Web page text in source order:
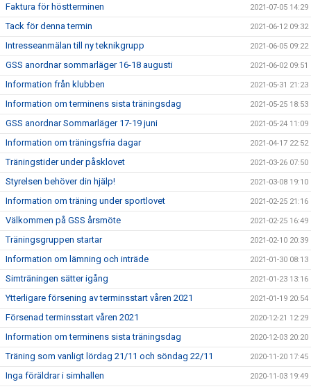
Faktura för höstterminen 2021-07-05 14:29
Tack för denna termin 2021-06-12 09:32
Intresseanmälan till ny teknikgrupp 2021-06-05 09:22
GSS anordnar sommarläger 16-18 augusti 2021-06-02 09:51
Information från klubben 2021-05-31 21:23
Information om terminens sista träningsdag 2021-05-25 18:53
GSS anordnar Sommarläger 17-19 juni 2021-05-24 11:09
Information om träningsfria dagar 2021-04-17 22:52
Träningstider under påsklovet 2021-03-26 07:50
Styrelsen behöver din hjälp! 2021-03-08 19:10
Information om träning under sportlovet 2021-02-25 21:16
Välkommen på GSS årsmöte 2021-02-25 16:49
Träningsgruppen startar 2021-02-10 20:39
Information om lämning och inträde 2021-01-30 08:13
Simträningen sätter igång 2021-01-23 13:16
Ytterligare försening av terminsstart våren 2021 2021-01-19 20:54
Försenad terminsstart våren 2021 2020-12-21 12:29
Information om terminens sista träningsdag 2020-12-03 20:20
Träning som vanligt lördag 21/11 och söndag 22/11 2020-11-20 17:45
Inga föräldrar i simhallen 2020-11-03 19:49